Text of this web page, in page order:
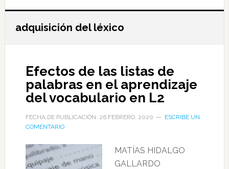
adquisición del léxico
Efectos de las listas de
palabras en el aprendizaje
del vocabulario en L2
FECHA DE PUBLICACIÓN: 26 FEBRERO, 2020
ESCRIBE UN
COMENTARIO
MATÍAS HIDALGO
GALLARDO